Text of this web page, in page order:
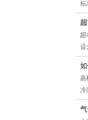
标
超
设
高
冷